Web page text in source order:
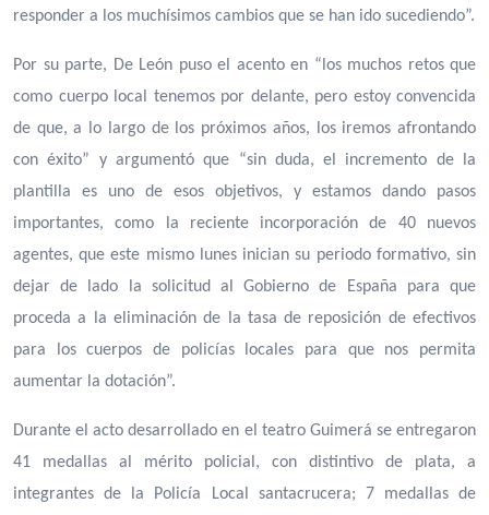
responder a los muchísimos cambios que se han ido sucediendo”.
Por su parte, De León puso el acento en “los muchos retos que
como cuerpo local tenemos por delante, pero estoy convencida
de que, a lo largo de los próximos años, los iremos afrontando
con éxito” y argumentó que “sin duda, el incremento de la
plantilla es uno de esos objetivos, y estamos dando pasos
importantes, como la reciente incorporación de 40 nuevos
agentes, que este mismo lunes inician su periodo formativo, sin
dejar de lado la solicitud al Gobierno de España para que
proceda a la eliminación de la tasa de reposición de efectivos
para los cuerpos de policías locales para que nos permita
aumentar la dotación”.
Durante el acto desarrollado en el teatro Guimerá se entregaron
41 medallas al mérito policial, con distintivo de plata, a
integrantes de la Policía Local santacrucera; 7 medallas de